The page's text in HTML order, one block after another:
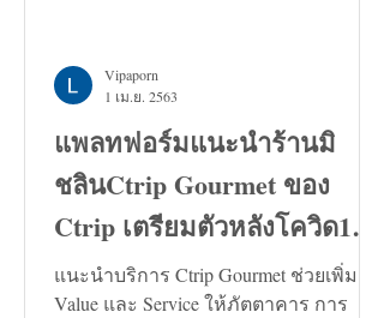
แพลทฟอร์มแนะนำร้านมิ
ชลินCtrip Gourmet ของ
Ctrip เตรียมตัวหลังโควิด19
คลี่คลาย
แนะนำบริการ Ctrip Gourmet ช่วยเพิ่ม
Value และ Service ให้ภัตตาคาร การ
Vipaporn
1 เม.ย. 2563